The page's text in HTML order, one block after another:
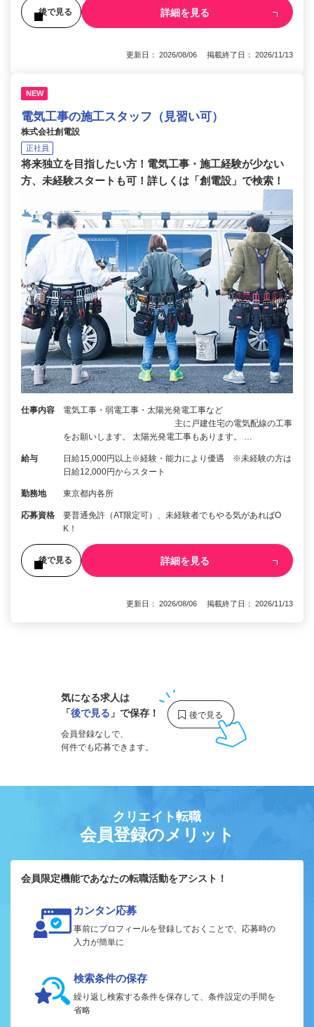
後で見る 詳細を見る
更新日： 2026/08/06 掲載終了日： 2026/11/13
NEW
電気工事の施工スタッフ（見習い可）
株式会社創電設
正社員
将来独立を目指したい方！電気工事・施工経験が少ない
方、未経験スタートも可！詳しくは「創電設」で検索！
仕事内容
電気工事・弱電工事・太陽光発電工事など
主に戸建住宅の電気配線の工事
をお願いします。 太陽光発電工事もあります。 …
給与
日給15,000円以上※経験・能力により優遇 ※未経験の方は
日給12,000円からスタート
勤務地 東京都内各所
応募資格
要普通免許（AT限定可）、未経験者でもやる気があればO
K！
後で見る 詳細を見る
更新日： 2026/08/06 掲載終了日： 2026/11/13
気になる求人は
「後で見る 」で保存！
会員登録なしで、
何件でも応募できます。
クリエイト転職
会員登録のメリット
会員限定機能であなたの転職活動をアシスト！
カンタン応募
事前にプロフィールを登録しておくことで、応募時の
入力が簡単に
検索条件の保存
繰り返し検索する条件を保存して、条件設定の手間を
省略